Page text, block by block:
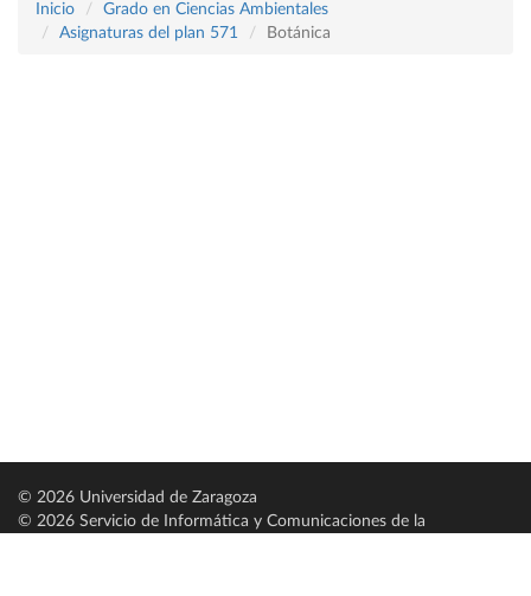
Inicio
Grado en Ciencias Ambientales
Asignaturas del plan 571
Botánica
© 2026 Universidad de Zaragoza
© 2026 Servicio de Informática y Comunicaciones de la